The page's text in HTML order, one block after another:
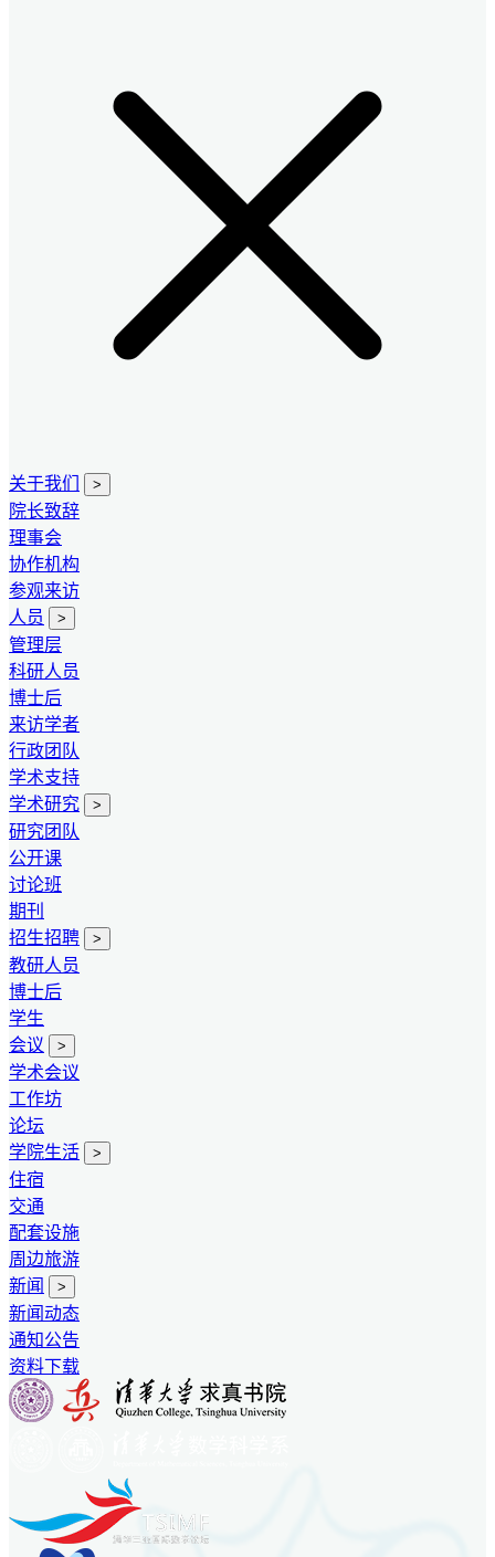
关于我们 >
院长致辞
理事会
协作机构
参观来访
人员
>
管理层
科研人员
博士后
来访学者
行政团队
学术支持
学术研究
>
研究团队
公开课
讨论班
期刊
招生招聘
>
教研人员
博士后
学生
会议
>
学术会议
工作坊
论坛
学院生活
>
住宿
交通
配套设施
周边旅游
新闻
>
新闻动态
通知公告
资料下载